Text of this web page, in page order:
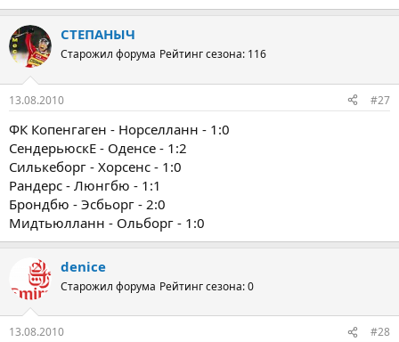
СТЕПАНЫЧ
Старожил форума Рейтинг сезона: 116
13.08.2010 #27
ФК Копенгаген - Норселланн - 1:0
СендерьюскЕ - Оденсе - 1:2
Силькеборг - Хорсенс - 1:0
Рандерс - Люнгбю - 1:1
Брондбю - Эсбьорг - 2:0
Мидтьюлланн - Ольборг - 1:0
denice
Старожил форума Рейтинг сезона: 0
13.08.2010 #28